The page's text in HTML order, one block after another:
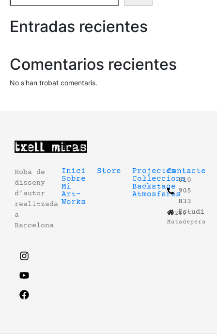
Entradas recientes
Comentarios recientes
No s'han trobat comentaris.
Roba de
disseny
d’autor
realitzada
a
Barcelona
Inici
Sobre
Mi
Art-
Works
Store
Projectes
Col·leccions
Backstage
Atmosferes
Contacte
610
905
833
Estudi
08230 –
Matadepera